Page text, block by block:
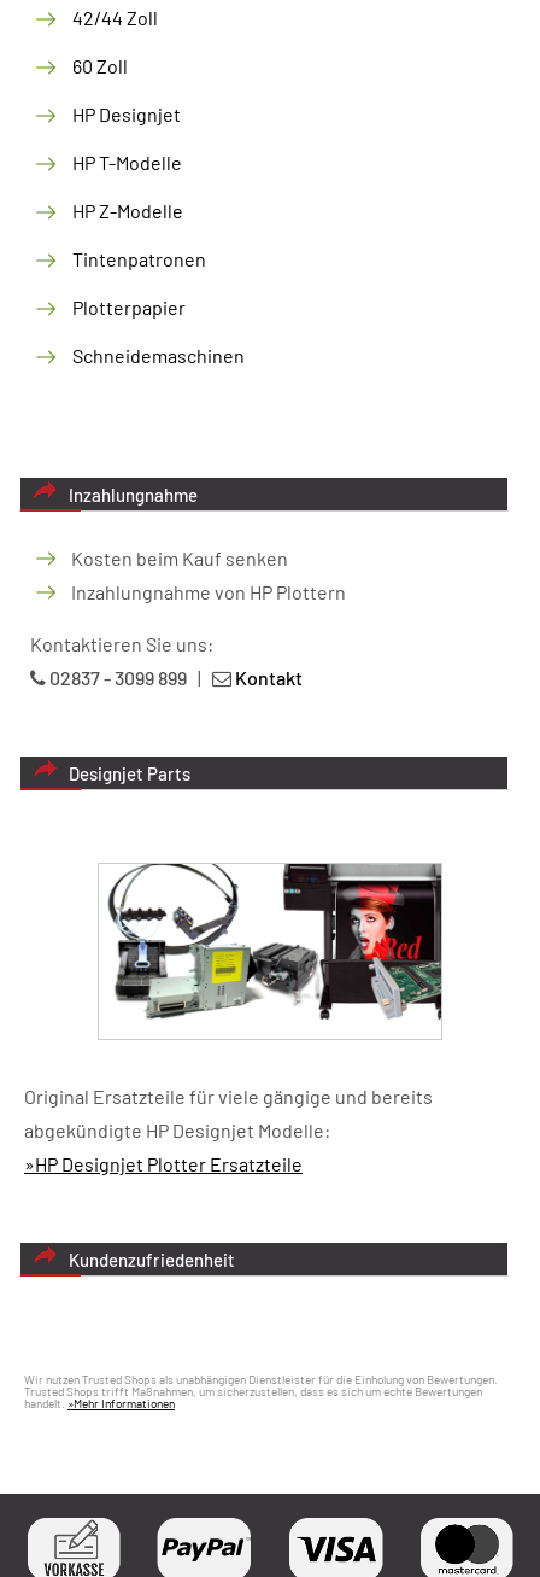
42/44 Zoll
60 Zoll
HP Designjet
HP T-Modelle
HP Z-Modelle
Tintenpatronen
Plotterpapier
Schneidemaschinen
Inzahlungnahme
Kosten beim Kauf senken
Inzahlungnahme von HP Plottern
Kontaktieren Sie uns:
02837 - 3099 899 | Kontakt
Designjet Parts
Original Ersatzteile für viele gängige und bereits
abgekündigte HP Designjet Modelle:
»HP Designjet Plotter Ersatzteile
Kundenzufriedenheit
Wir nutzen Trusted Shops als unabhängigen Dienstleister für die Einholung von Bewertungen.
Trusted Shops trifft Maßnahmen, um sicherzustellen, dass es sich um echte Bewertungen
handelt. »Mehr Informationen